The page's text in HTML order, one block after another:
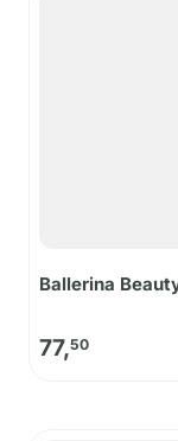
Ballerina
77,50